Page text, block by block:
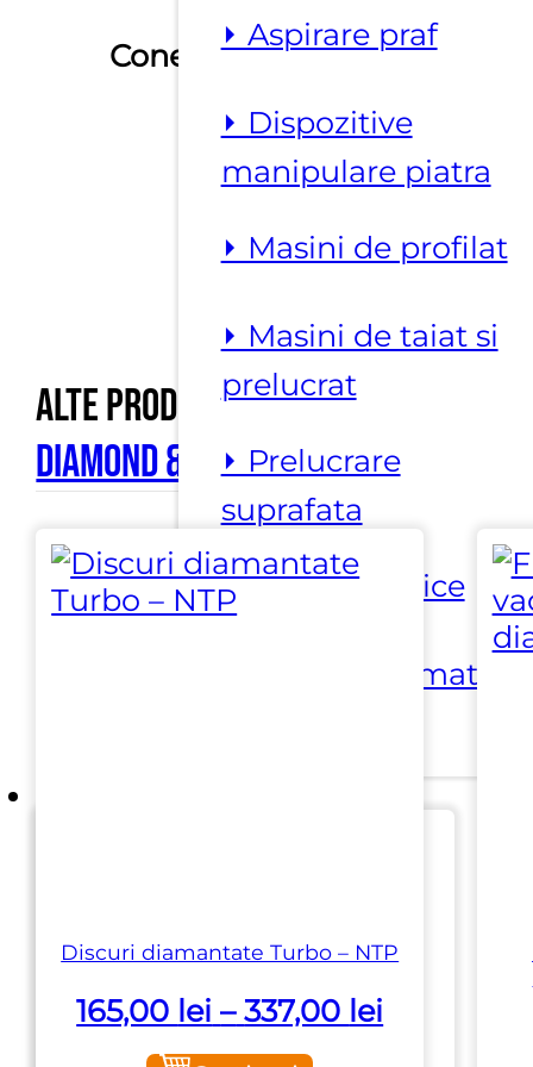
⏵ Aspirare praf
⏵ Dispozitive
manipulare piatra
⏵ Masini de profilat
⏵ Masini de taiat si
prelucrat
⏵ Prelucrare
suprafata
⏵ Scule electrice
⏵ Scule pneumatice
Adriatica
Conexiune 60 mm
Alte produse marcaSorma
Diamond & Cutting Tools
Discuri diamantate Turbo – NTP
165,00 lei – 337,00 lei